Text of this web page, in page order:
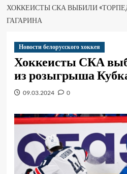
ХОККЕИСТЫ СКА ВЫБИЛИ
ГАГАРИНА
Новости белорусского хоккея
Хоккеисты СКА
из розыгрыша
09.03.2024 0